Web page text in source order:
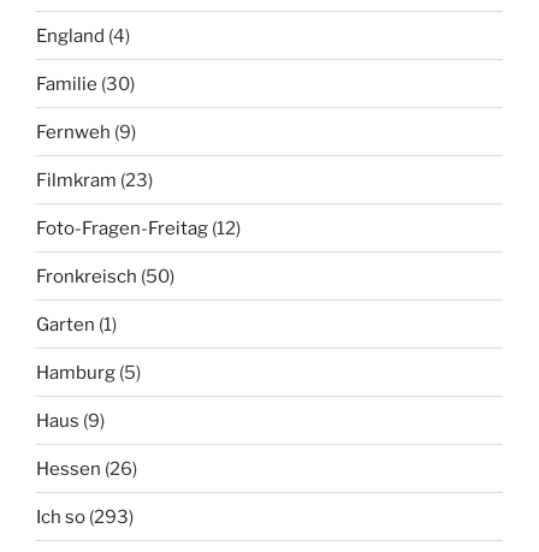
England (4)
Familie (30)
Fernweh (9)
Filmkram (23)
Foto-Fragen-Freitag (12)
Fronkreisch (50)
Garten (1)
Hamburg (5)
Haus (9)
Hessen (26)
Ich so (293)